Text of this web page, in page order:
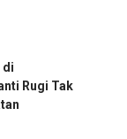
di
Rugi Tak